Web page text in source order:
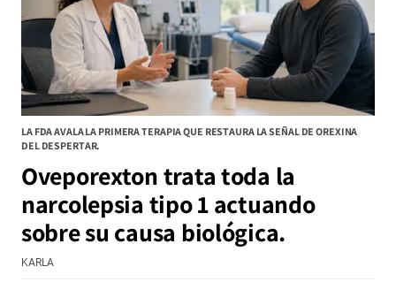
LA FDA AVALA LA PRIMERA TERAPIA QUE RESTAURA LA SEÑAL DE OREXINA
DEL DESPERTAR.
Oveporexton trata toda la
narcolepsia tipo 1 actuando
sobre su causa biológica.
KARLA